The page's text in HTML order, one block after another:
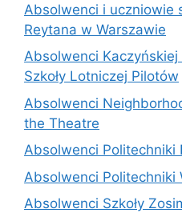
Absolwenci i uczniowie
Reytana w Warszawie
Absolwenci Kaczyńskiej
Szkoły Lotniczej Pilotów
Absolwenci
the Theatre
Absolwenci Politechniki
Absolwenci Politechniki
Absolwenci Szkoły